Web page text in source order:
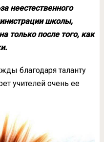
неестественного
школы,
только после того, как
благодаря таланту
учителей очень ее